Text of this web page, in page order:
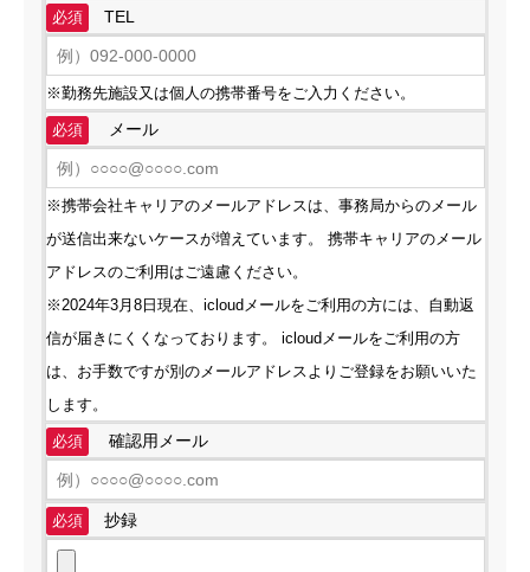
必須 TEL
※勤務先施設又は個人の携帯番号をご入力ください。
必須 メール
※携帯会社キャリアのメールアドレスは、事務局からのメール
が送信出来ないケースが増えています。 携帯キャリアのメール
アドレスのご利用はご遠慮ください。
※2024年3月8日現在、icloudメールをご利用の方には、自動返
信が届きにくくなっております。 icloudメールをご利用の方
は、お手数ですが別のメールアドレスよりご登録をお願いいた
します。
必須 確認用メール
必須 抄録